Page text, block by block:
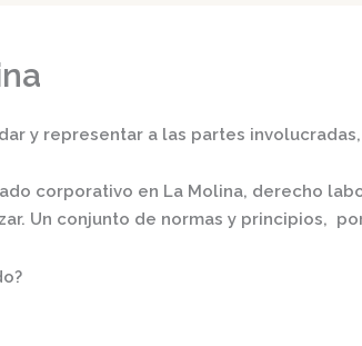
y representar a las partes
corporativo en La Molina, derecho
Un conjunto de normas y principios,